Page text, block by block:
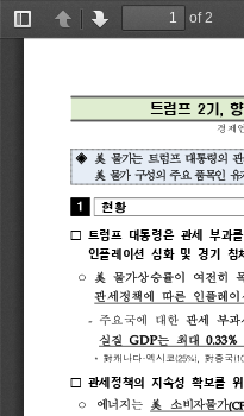
TogglePreviousNext
of 2
트럼프 2기
경제
◈ 美 물가는 트럼프 대통령의 관세정책
美물가 구성의 주요 품목인 유가의
1 현황
□  트럼프  대통령은  관세  부과를 
인플레이션 
심화  및  경기  침체 
ᄋ 美 물가상승률이 여전히
관세정책에
따른 인플레
-
주요국에 대한 관세 부과
실질 GDP
는 최대 0.33%
* 對캐나다·멕시코(25%) 對중국
□  관세정책의  지속성  확보를  위
ᄋ 에너지 는 美 소비자물가